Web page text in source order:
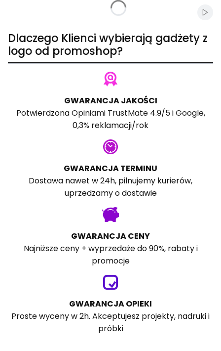
Dlaczego Klienci wybierają gadżety z
logo od promoshop?
GWARANCJA JAKOŚCI
PotwierdzonaOpiniami TrustMate4.9/5 iGoogle,
0,3% reklamacji/rok
GWARANCJA TERMINU
Dostawa nawet w 24h, pilnujemy kurierów,
uprzedzamy o dostawie
GWARANCJA CENY
Najniższe ceny + wyprzedaże do 90%, rabaty i
promocje
GWARANCJA OPIEKI
Proste wyceny w 2h. Akceptujesz projekty, nadruki i
próbki